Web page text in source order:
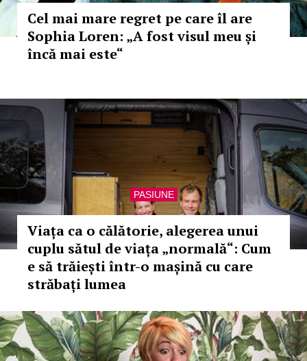
Cel mai mare regret pe care îl are
Sophia Loren: „A fost visul meu și
încă mai este“
PASIUNE
Viața ca o călătorie, alegerea unui
cuplu sătul de viața „normală“: Cum
e să trăiești într-o mașină cu care
străbați lumea